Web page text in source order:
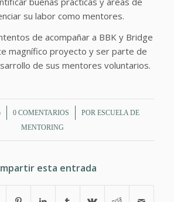
su labor como mentores.
de acompañar a BBK y Bridge
magnífico proyecto y ser parte de
de sus mentores voluntarios.
0 COMENTARIOS
/ POR ESCUELA DE
MENTORING
esta entrada